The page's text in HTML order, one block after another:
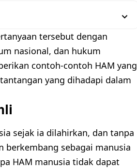
tersebut dengan
nasional, dan hukum
contoh-contoh HAM yang
yang dihadapi dalam
sejak ia dilahirkan, dan tanpa
sebagai manusia
HAM manusia tidak dapat